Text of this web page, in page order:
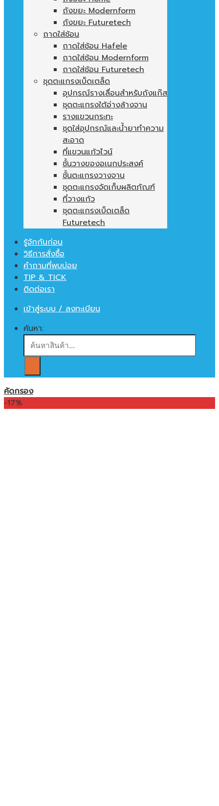
ถังขยะ Modernform
ถังขยะ Futuretech
ถาดใส่ช้อน
ถาดใส่ช้อน Hafele
ถาดใส่ช้อน Modernform
ถาดใส่ช้อน Futuretech
ชุดตะแกรงเบ็ดเตล็ด
อุปกรณ์รางเลื่อนสำหรับถังแก๊ส
ชุดตะแกรงใต้อ่างล้างจาน
รางแขวนกระทะ
ชุดใส่อุปกรณ์และน้ำยาทำความ
สะอาด
ที่แขวนแก้วไวน์
ชั้นวางของอเนกประสงค์
ชั้นตะแกรงวางจาน
ชุดตะแกรงจัดเก็บผลิตภัณฑ์
ที่วางแก้ว
ชุดตะแกรงเบ็ดเตล็ด
Futuretech
รู้จักกันก่อน
วิธีการสั่งซื้อ
คำถามที่พบบ่อย
TIP & TICK
ติดต่อเรา
เข้าสู่ระบบ / ลงทะเบียน
ค้นหา:
คัดกรอง
-17%